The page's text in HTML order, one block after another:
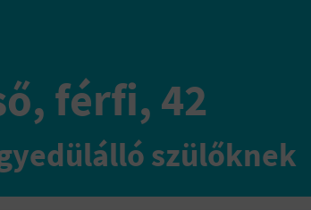
férfi, 42
szülőknek